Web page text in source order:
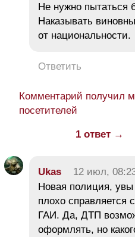
Не нужно пытаться
Наказывать
от национальности.
Ответить
Комментарий получил
посетителей
1 ответ →
Ukas 12 июл,
Новая полиция,
плохо
ГАИ. Да, ДТП
оформлять, но